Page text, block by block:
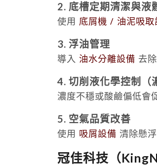
2. 底槽定期清潔與液
使用 底屑機 / 油泥吸取
3. 浮油管理
導入 油水分離設備 去
4. 切削液化學控制（
濃度不穩或酸鹼偏低會
5. 空氣品質改善
使用 吸屑設備 清除懸
冠佳科技（